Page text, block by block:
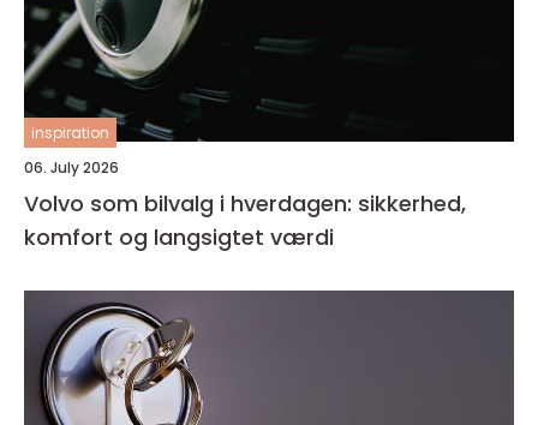
inspiration
06. July 2026
Volvo som bilvalg i hverdagen: sikkerhed,
komfort og langsigtet værdi